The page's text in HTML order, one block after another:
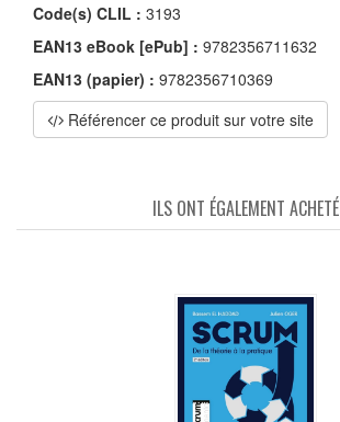
Code(s) CLIL : 3193
EAN13 eBook [ePub] : 9782356711632
EAN13 (papier) : 9782356710369
Référencer ce produit sur votre site
ILS ONT ÉGALEMENT ACHETÉ